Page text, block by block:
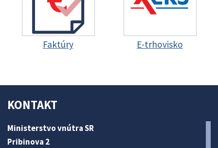
Faktúry E-trhovisko
KONTAKT
Ministerstvo vnútra SR
Pribinova 2